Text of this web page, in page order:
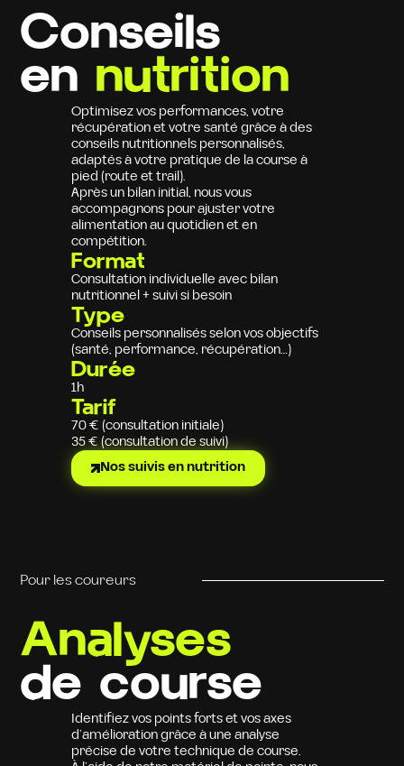
Conseils
en nutrition
Optimisez vos performances, votre
récupération et votre santé grâce à des
conseils nutritionnels personnalisés,
adaptés à votre pratique de la course à
pied (route et trail).
Après un bilan initial, nous vous
accompagnons pour ajuster votre
alimentation au quotidien et en
compétition.
Format
Consultation individuelle avec bilan
nutritionnel + suivi si besoin
Type
Conseils personnalisés selon vos objectifs
(santé, performance, récupération…)
Durée
1h
Tarif
70 € (consultation initiale)
35 € (consultation de suivi)
Nos suivis en nutrition
Pour les coureurs
Analyses
de course
Identifiez vos points forts et vos axes
d’amélioration grâce à une analyse
précise de votre technique de course.